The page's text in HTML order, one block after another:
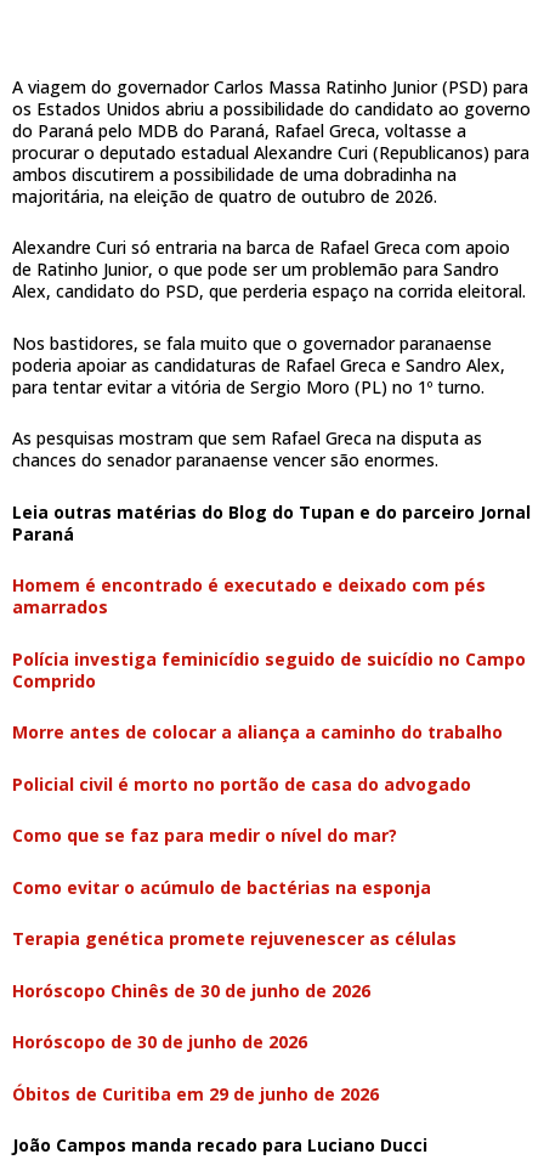
A viagem do governador Carlos Massa Ratinho Junior (PSD) para
os Estados Unidos abriu a possibilidade do candidato ao governo
do Paraná pelo MDB do Paraná, Rafael Greca, voltasse a
procurar o deputado estadual Alexandre Curi (Republicanos) para
ambos discutirem a possibilidade de uma dobradinha na
majoritária, na eleição de quatro de outubro de 2026.
Alexandre Curi só entraria na barca de Rafael Greca com apoio
de Ratinho Junior, o que pode ser um problemão para Sandro
Alex, candidato do PSD, que perderia espaço na corrida eleitoral.
Nos bastidores, se fala muito que o governador paranaense
poderia apoiar as candidaturas de Rafael Greca e Sandro Alex,
para tentar evitar a vitória de Sergio Moro (PL) no 1º turno.
As pesquisas mostram que sem Rafael Greca na disputa as
chances do senador paranaense vencer são enormes.
Leia outras matérias do Blog do Tupan e do parceiro Jornal
Paraná
Homem é encontrado é executado e deixado com pés
amarrados
Polícia investiga feminicídio seguido de suicídio no Campo
Comprido
Morre antes de colocar a aliança a caminho do trabalho
Policial civil é morto no portão de casa do advogado
Como que se faz para medir o nível do mar?
Como evitar o acúmulo de bactérias na esponja
Terapia genética promete rejuvenescer as células
Horóscopo Chinês de 30 de junho de 2026
Horóscopo de 30 de junho de 2026
Óbitos de Curitiba em 29 de junho de 2026
João Campos manda recado para Luciano Ducci